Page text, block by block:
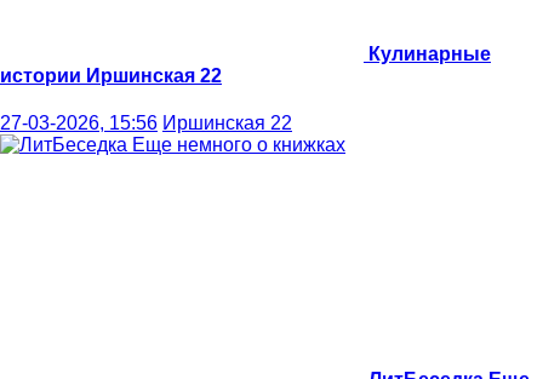
Кулинарные
истории Иршинская 22
27-03-2026, 15:56 Иршинская 22